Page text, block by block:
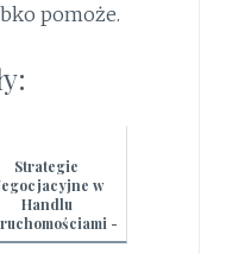
pomoże.
Strategie
w
Handlu
-
Sekrety